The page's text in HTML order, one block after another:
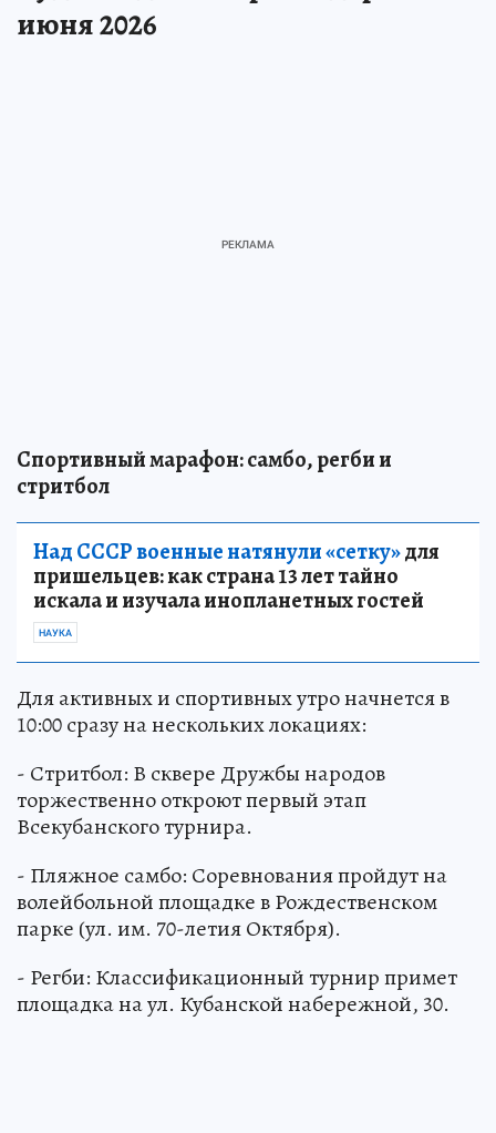
июня 2026
Спортивный марафон: самбо, регби и
стритбол
Над СССР военные натянули «сетку»для
пришельцев: как страна 13 лет тайно
искала и изучала инопланетных гостей
НАУКА
Для активных и спортивных утро начнется в
10:00 сразу на нескольких локациях:
- Стритбол: В сквере Дружбы народов
торжественно откроют первый этап
Всекубанского турнира.
- Пляжное самбо: Соревнования пройдут на
волейбольной площадке в Рождественском
парке (ул. им. 70-летия Октября).
- Регби: Классификационный турнир примет
площадка на ул. Кубанской набережной, 30.